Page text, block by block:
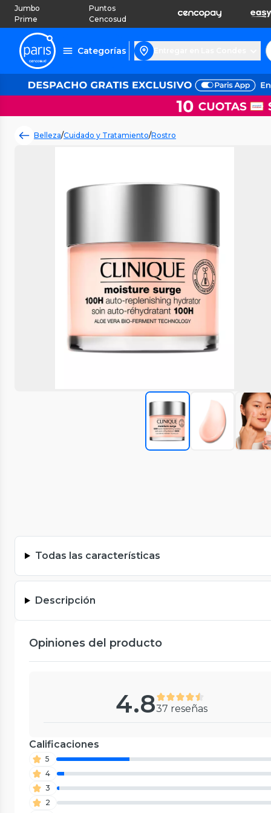
Jumbo
Prime
Puntos
Cencosud
Categorías
Belleza/Cuidado y Tratamiento/Rostro
Todas las características
Descripción
Opiniones del producto
4.837 reseñas
Calificaciones
5
4
3
2